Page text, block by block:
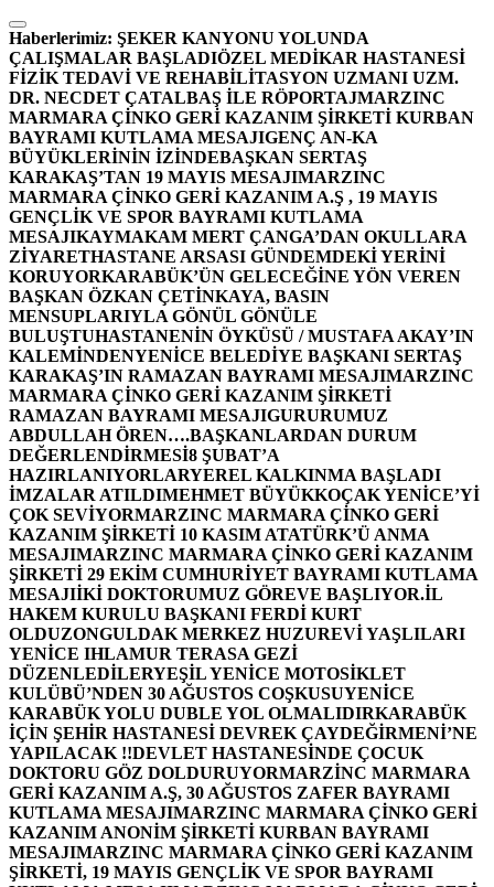
İçeriğe
atla
Haberlerimiz: ŞEKER KANYONU YOLUNDA
ÇALIŞMALAR BAŞLADIÖZEL MEDİKAR HASTANESİ
FİZİK TEDAVİ VE REHABİLİTASYON UZMANI UZM.
DR. NECDET ÇATALBAŞ İLE RÖPORTAJMARZINC
MARMARA ÇİNKO GERİ KAZANIM ŞİRKETİ KURBAN
BAYRAMI KUTLAMA MESAJIGENÇ AN-KA
BÜYÜKLERİNİN İZİNDEBAŞKAN SERTAŞ
KARAKAŞ’TAN 19 MAYIS MESAJIMARZINC
MARMARA ÇİNKO GERİ KAZANIM A.Ş , 19 MAYIS
GENÇLİK VE SPOR BAYRAMI KUTLAMA
MESAJIKAYMAKAM MERT ÇANGA’DAN OKULLARA
ZİYARETHASTANE ARSASI GÜNDEMDEKİ YERİNİ
KORUYORKARABÜK’ÜN GELECEĞİNE YÖN VEREN
BAŞKAN ÖZKAN ÇETİNKAYA, BASIN
MENSUPLARIYLA GÖNÜL GÖNÜLE
BULUŞTUHASTANENİN ÖYKÜSÜ / MUSTAFA AKAY’IN
KALEMİNDENYENİCE BELEDİYE BAŞKANI SERTAŞ
KARAKAŞ’IN RAMAZAN BAYRAMI MESAJIMARZINC
MARMARA ÇİNKO GERİ KAZANIM ŞİRKETİ
RAMAZAN BAYRAMI MESAJIGURURUMUZ
ABDULLAH ÖREN….BAŞKANLARDAN DURUM
DEĞERLENDİRMESİ8 ŞUBAT’A
HAZIRLANIYORLARYEREL KALKINMA BAŞLADI
İMZALAR ATILDIMEHMET BÜYÜKKOÇAK YENİCE’Yİ
ÇOK SEVİYORMARZINC MARMARA ÇİNKO GERİ
KAZANIM ŞİRKETİ 10 KASIM ATATÜRK’Ü ANMA
MESAJIMARZINC MARMARA ÇİNKO GERİ KAZANIM
ŞİRKETİ 29 EKİM CUMHURİYET BAYRAMI KUTLAMA
MESAJIİKİ DOKTORUMUZ GÖREVE BAŞLIYOR.İL
HAKEM KURULU BAŞKANI FERDİ KURT
OLDUZONGULDAK MERKEZ HUZUREVİ YAŞLILARI
YENİCE IHLAMUR TERASA GEZİ
DÜZENLEDİLERYEŞİL YENİCE MOTOSİKLET
KULÜBÜ’NDEN 30 AĞUSTOS COŞKUSUYENİCE
KARABÜK YOLU DUBLE YOL OLMALIDIRKARABÜK
İÇİN ŞEHİR HASTANESİ DEVREK ÇAYDEĞİRMENİ’NE
YAPILACAK !!DEVLET HASTANESİNDE ÇOCUK
DOKTORU GÖZ DOLDURUYORMARZİNC MARMARA
GERİ KAZANIM A.Ş, 30 AĞUSTOS ZAFER BAYRAMI
KUTLAMA MESAJIMARZINC MARMARA ÇİNKO GERİ
KAZANIM ANONİM ŞİRKETİ KURBAN BAYRAMI
MESAJIMARZINC MARMARA ÇİNKO GERİ KAZANIM
ŞİRKETİ, 19 MAYIS GENÇLİK VE SPOR BAYRAMI